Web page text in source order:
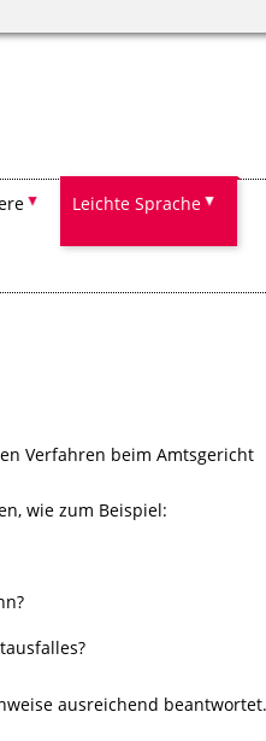
Leichte Sprache
Verfahren beim Amtsgericht
wie zum Beispiel:
ausreichend beantwortet.